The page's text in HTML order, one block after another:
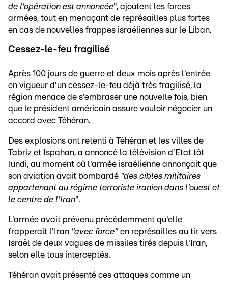
de l'opération est annoncée", ajoutent les forces
armées, tout en menaçant de représailles plus fortes
en cas de nouvelles frappes israéliennes sur le Liban.
Cessez-le-feu fragilisé
Après 100 jours de guerre et deux mois après l'entrée
en vigueur d'un cessez-le-feu déjà très fragilisé, la
région menace de s'embraser une nouvelle fois, bien
que le président américain assure vouloir négocier un
accord avec Téhéran.
Des explosions ont retenti à Téhéran et les villes de
Tabriz et Ispahan, a annoncé la télévision d'Etat tôt
lundi, au moment où l'armée israélienne annonçait que
son aviation avait bombardé "des cibles militaires
appartenant au régime terroriste iranien dans l'ouest et
le centre de l'Iran".
L'armée avait prévenu précédemment qu'elle
frapperait l'Iran "avec force" en représailles au tir vers
Israël de deux vagues de missiles tirés depuis l'Iran,
selon elle tous interceptés.
Téhéran avait présenté ces attaques comme un